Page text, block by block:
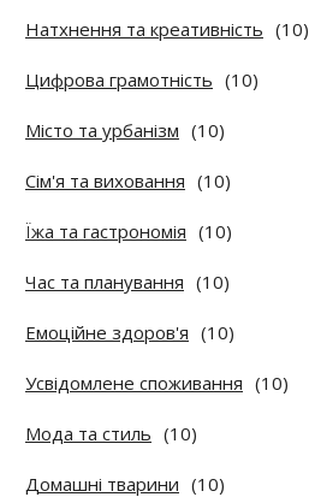
Натхнення та креативність (10)
Цифрова грамотність (10)
Місто та урбанізм (10)
Сім'я та виховання (10)
Їжа та гастрономія (10)
Час та планування (10)
Емоційне здоров'я (10)
Усвідомлене споживання (10)
Мода та стиль (10)
Домашні тварини (10)